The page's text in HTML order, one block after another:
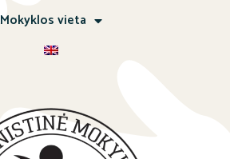
Mokyklos vieta